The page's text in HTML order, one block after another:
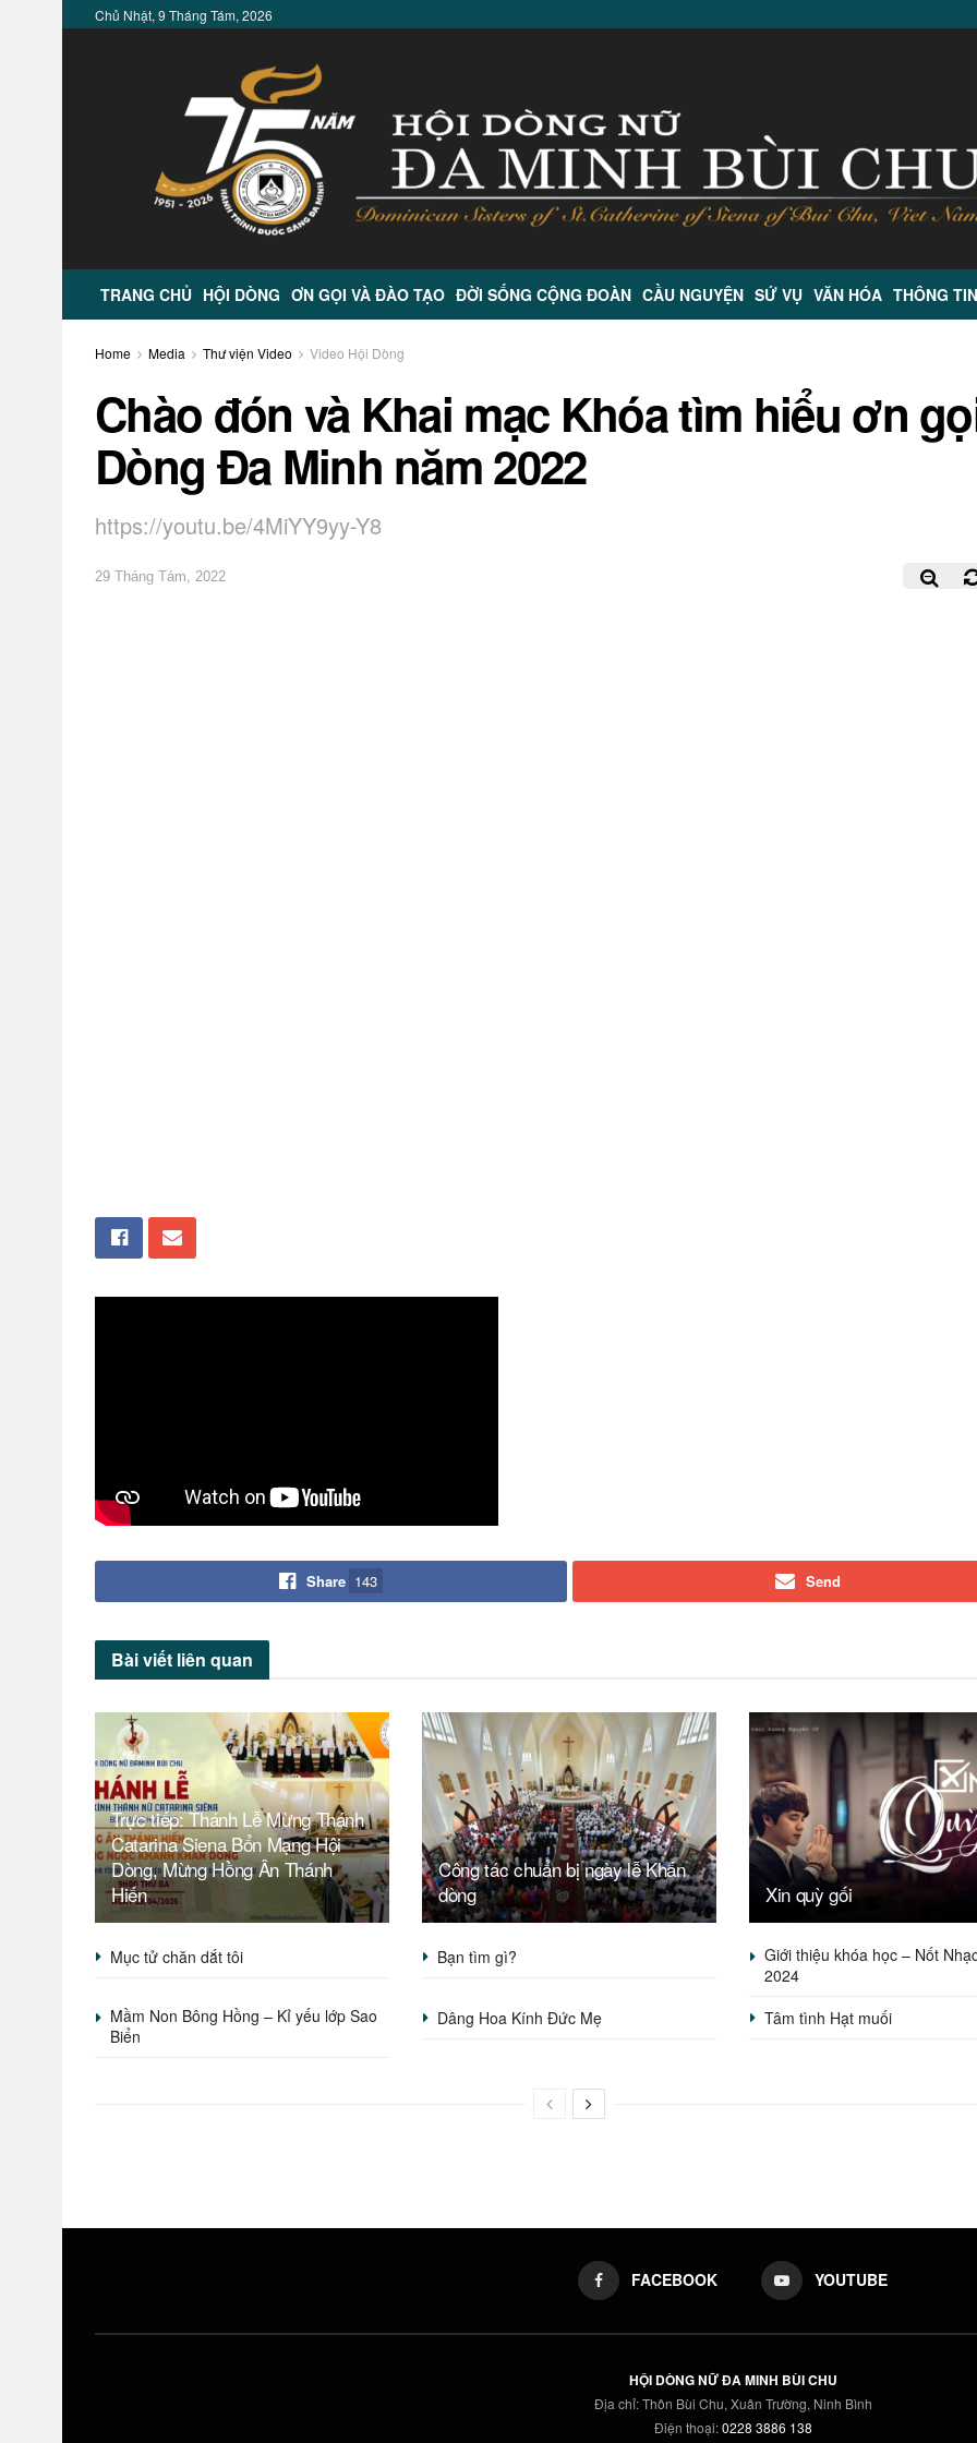
Chủ Nhật, 9 Tháng Tám, 2026
TRANG CHỦ HỘI DÒNG ƠN GỌI VÀ ĐÀO TẠO ĐỜI SỐNG CỘNG ĐOÀN CẦU NGUYỆN SỨ VỤ VĂN HÓA THÔNG TIN
Home Media Thư viện Video Video Hội Dòng
Chào đón và Khai mạc Khóa tìm hiểu ơn
Dòng Đa Minh năm 2022
https://youtu.be/4MiYY9yy-Y8
29 Tháng Tám, 2022
Share 143 Send
Bài viết liên quan
Trực tiếp: Thánh Lễ Mừng Thánh
Catarina Siena Bổn Mạng Hội
Dòng, Mừng Hồng Ân Thánh
Hiến
Công tác chuẩn bị ngày lễ Khấn
dòng
Xin quỳ gối
Mục tử chăn dắt tôi Bạn tìm gì?
Giới thiệu khóa học – Nốt
2024
Mầm Non Bông Hồng – Kỉ yếu lớp Sao
Biển
Dâng Hoa Kính Đức Mẹ Tâm tình Hạt muối
FACEBOOK YOUTUBE
HỘI DÒNG NỮ ĐA MINH BÙI CHU
Địa chỉ: Thôn Bùi Chu, Xuân Trường, Ninh Bình
Điện thoại:0228 3886 138